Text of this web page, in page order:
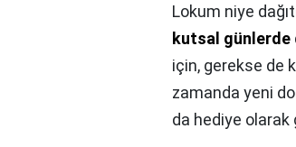
Lokum niye
kutsal günlerde
için, gerekse de
zamanda yeni
da hediye olarak